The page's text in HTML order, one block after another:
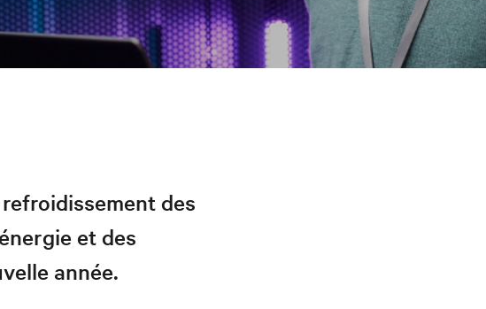
des
et des
année.